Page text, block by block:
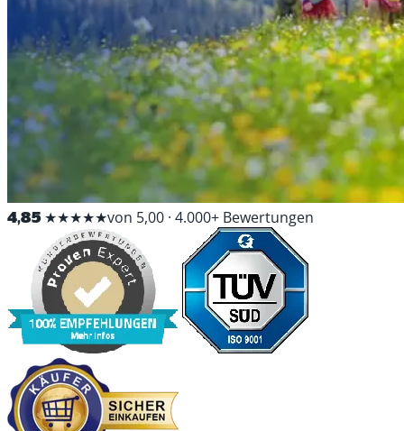
4,85 ★★★★★von 5,00 · 4.000+ Bewertungen